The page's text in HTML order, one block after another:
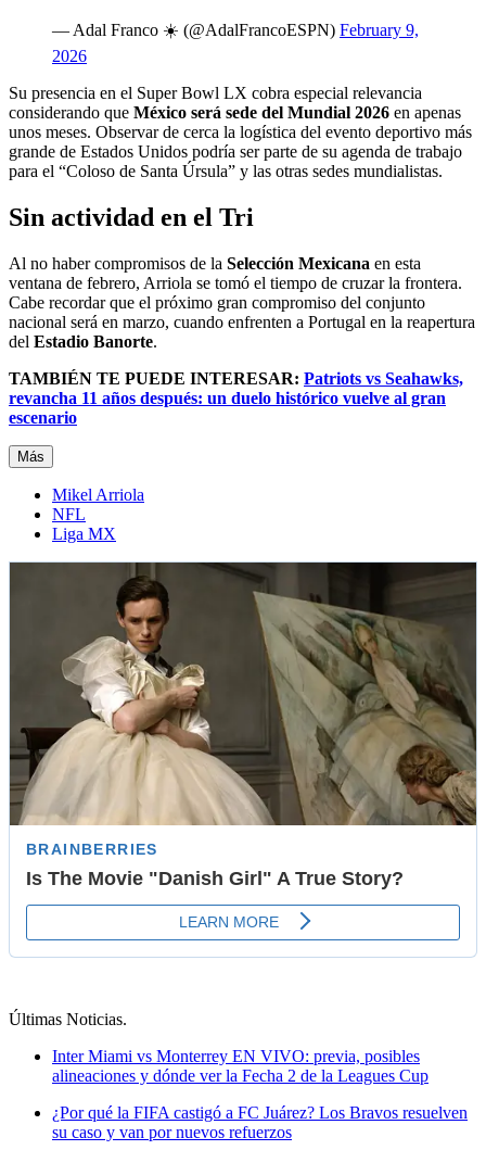
— Adal Franco ☀️ (@AdalFrancoESPN) February 9,
2026
Su presencia en el Super Bowl LX cobra especial relevancia
considerando que México será sede del Mundial 2026 en apenas
unos meses. Observar de cerca la logística del evento deportivo más
grande de Estados Unidos podría ser parte de su agenda de trabajo
para el “Coloso de Santa Úrsula” y las otras sedes mundialistas.
Sin actividad en el Tri
Al no haber compromisos de la Selección Mexicana en esta
ventana de febrero, Arriola se tomó el tiempo de cruzar la frontera.
Cabe recordar que el próximo gran compromiso del conjunto
nacional será en marzo, cuando enfrenten a Portugal en la reapertura
del Estadio Banorte.
TAMBIÉN TE PUEDE INTERESAR: Patriots vs Seahawks,
revancha 11 años después: un duelo histórico vuelve al gran
escenario
Más
Mikel Arriola
NFL
Liga MX
Últimas Noticias.
Inter Miami vs Monterrey EN VIVO: previa, posibles
alineaciones y dónde ver la Fecha 2 de la Leagues Cup
¿Por qué la FIFA castigó a FC Juárez? Los Bravos resuelven
su caso y van por nuevos refuerzos